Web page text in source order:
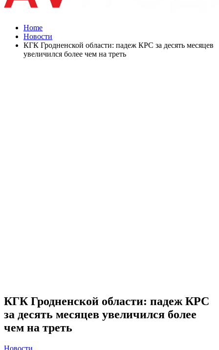
Home
Новости
КГК Гродненской области: падеж КРС за десять месяцев
увеличился более чем на треть
КГК Гродненской области: падеж КРС
за десять месяцев увеличился более
чем на треть
Новости